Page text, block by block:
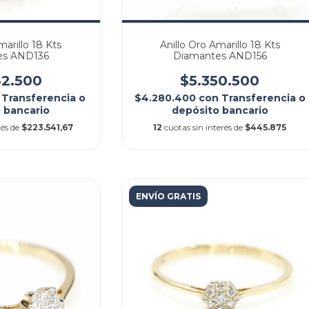
18 Kts
AND136
Transferencia o
de $223.541,67
Anillo Oro Amarillo 18 Kts
Diamantes AND156
$5.350.500
$4.280.400 con Transferencia o
depósito bancario
12 cuotas sin interés de $445.875
ENVÍO GRATIS